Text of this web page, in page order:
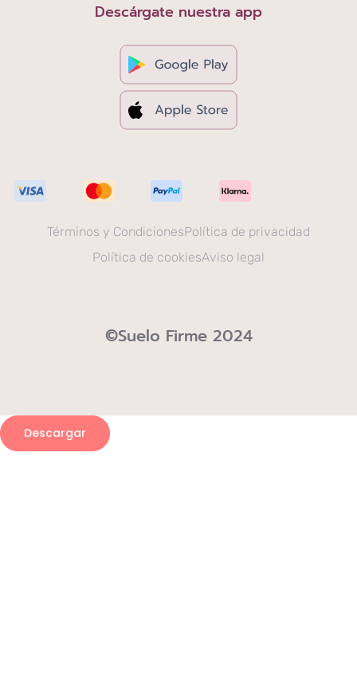
Descárgate nuestra app
Términos y CondicionesPolítica de privacidad
Política de cookiesAviso legal
©Suelo Firme 2024
Descargar